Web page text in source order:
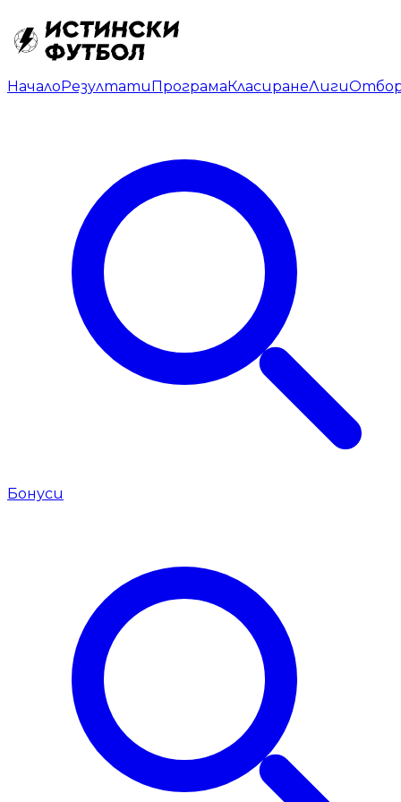
НачалоРезултатиПрограмаКласиранеЛиги
Бонуси